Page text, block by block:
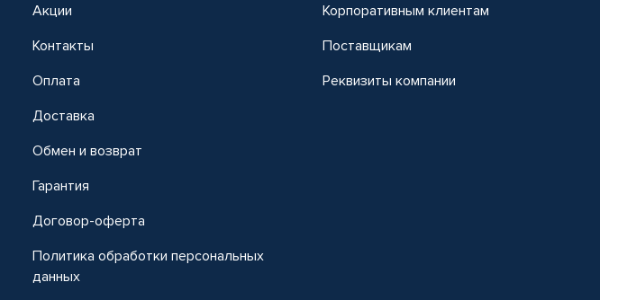
Акции
Контакты
Оплата
Доставка
Обмен и возврат
Гарантия
Договор-оферта
Политика обработки персональных
данных
Корпоративным клиентам
Поставщикам
Реквизиты компании